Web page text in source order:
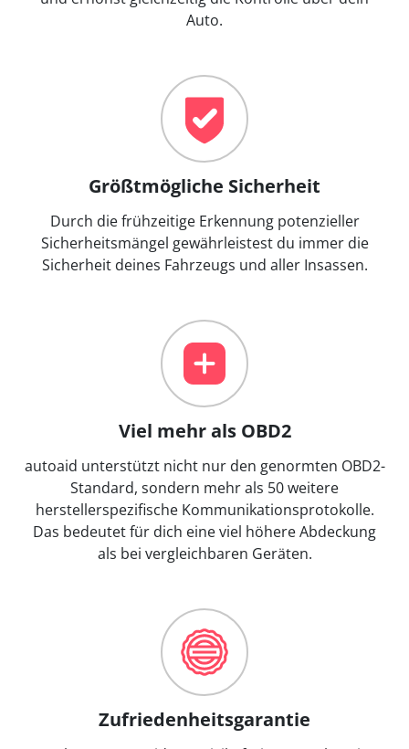
Auto.
Größtmögliche Sicherheit
Durch die frühzeitige Erkennung potenzieller
Sicherheitsmängel gewährleistest du immer die
Sicherheit deines Fahrzeugs und aller Insassen.
Viel mehr als OBD2
autoaid unterstützt nicht nur den genormten OBD2-
Standard, sondern mehr als 50 weitere
herstellerspezifische Kommunikationsprotokolle.
Das bedeutet für dich eine viel höhere Abdeckung
als bei vergleichbaren Geräten.
Zufriedenheitsgarantie